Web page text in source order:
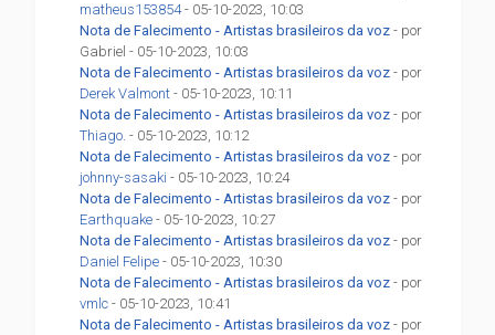
matheus153854- 05-10-2023, 10:03
Nota de Falecimento - Artistas brasileiros da voz - por
Gabriel - 05-10-2023, 10:03
Nota de Falecimento - Artistas brasileiros da voz - por
Derek Valmont - 05-10-2023, 10:11
Nota de Falecimento - Artistas brasileiros da voz - por
Thiago. - 05-10-2023, 10:12
Nota de Falecimento - Artistas brasileiros da voz - por
johnny-sasaki - 05-10-2023, 10:24
Nota de Falecimento - Artistas brasileiros da voz - por
Earthquake - 05-10-2023, 10:27
Nota de Falecimento - Artistas brasileiros da voz - por
Daniel Felipe - 05-10-2023, 10:30
Nota de Falecimento - Artistas brasileiros da voz - por
vmlc - 05-10-2023, 10:41
Nota de Falecimento - Artistas brasileiros da voz - por